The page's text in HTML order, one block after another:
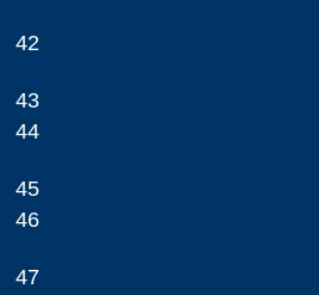
42
43
44
45
46
47